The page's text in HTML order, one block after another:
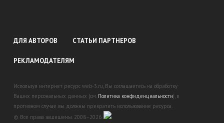
ДЛЯ АВТОРОВ СТАТЬИ ПАРТНЕРОВ
РЕКЛАМОДАТЕЛЯМ
Используя интернет ресурс web-3.ru, Вы соглашаетесь на обработку
Ваших персональных данных (см. Политика конфиденциальности), в
противном случае вы должны прекратить использование ресурса.
© Все права защищены. 2008–2026.